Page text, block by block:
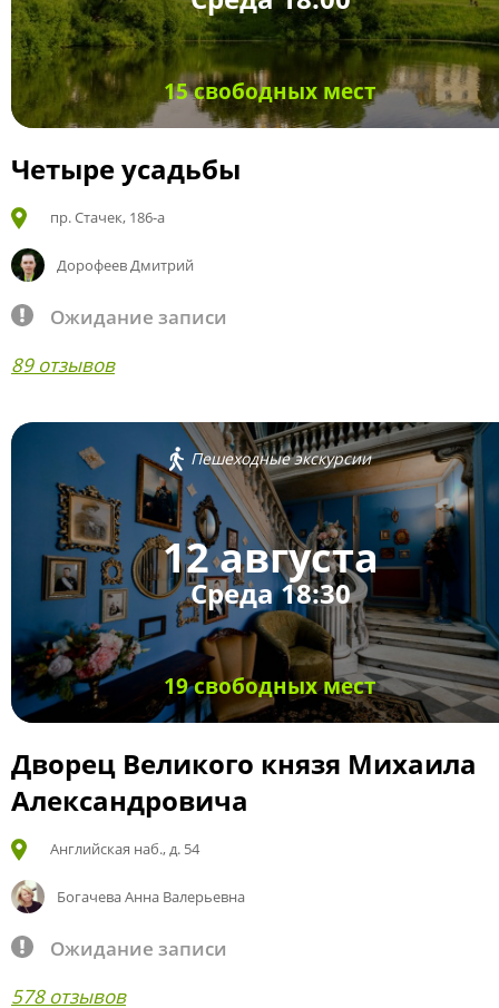
15 свободных мест
Четыре усадьбы
пр. Стачек, 186-а
Дорофеев Дмитрий
Ожидание записи
89 отзывов
Пешеходные экскурсии
12 августа
Среда 18:30
19 свободных мест
Дворец Великого князя Михаила
Александровича
Английская наб., д. 54
Богачева Анна Валерьевна
Ожидание записи
578 отзывов